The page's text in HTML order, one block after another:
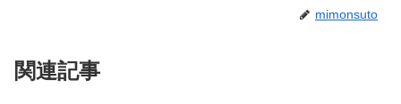
mimonsuto
関連記事